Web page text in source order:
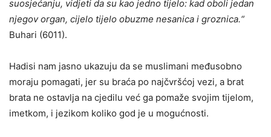
suosjećanju, vidjeti da su kao jedno tijelo: kad oboli jedan
njegov organ, cijelo tijelo obuzme nesanica i groznica.“
Buhari (6011).
Hadisi nam jasno ukazuju da se muslimani međusobno
moraju pomagati, jer su braća po najčvršćoj vezi, a brat
brata ne ostavlja na cjedilu već ga pomaže svojim tijelom,
imetkom, i jezikom koliko god je u mogućnosti.